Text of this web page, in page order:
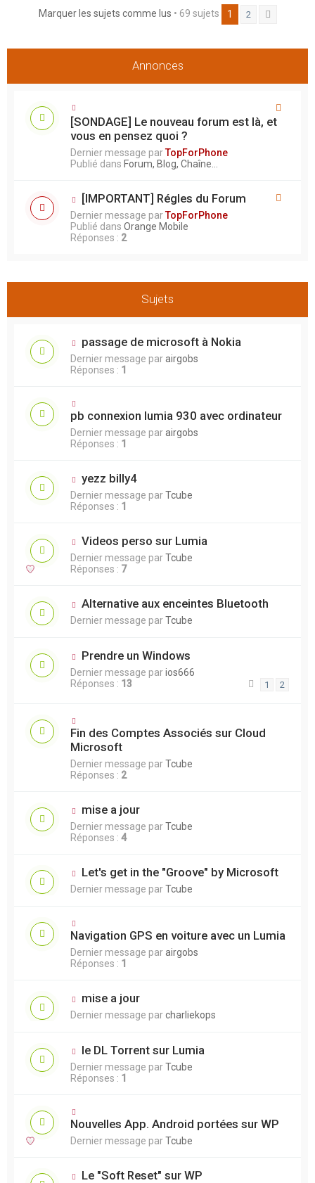
Marquer les sujets comme lus • 69 sujets 1 2
Annonces
[SONDAGE] Le nouveau forum est là, et
vous en pensez quoi ?
Dernier message parTopForPhone
Publié dans Forum, Blog, Chaîne...
[IMPORTANT] Régles du Forum
Dernier message parTopForPhone
Publié dans Orange Mobile
Réponses : 2
Sujets
passage de microsoft à Nokia
Dernier message parairgobs
Réponses : 1
pb connexion lumia 930 avec ordinateur
Dernier message parairgobs
Réponses : 1
yezz billy4
Dernier message parTcube
Réponses : 1
Videos perso sur Lumia
Dernier message parTcube
Réponses : 7
Alternative aux enceintes Bluetooth
Dernier message parTcube
Prendre un Windows
Dernier message parios666
Réponses : 13 1 2
Fin des Comptes Associés sur Cloud
Microsoft
Dernier message parTcube
Réponses : 2
mise a jour
Dernier message parTcube
Réponses : 4
Let's get in the "Groove" by Microsoft
Dernier message parTcube
Navigation GPS en voiture avec un Lumia
Dernier message parairgobs
Réponses : 1
mise a jour
Dernier message parcharliekops
le DL Torrent sur Lumia
Dernier message parTcube
Réponses : 1
Nouvelles App. Android portées sur WP
Dernier message parTcube
Le "Soft Reset" sur WP